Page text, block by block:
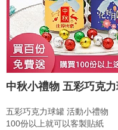
中秋小禮物 五彩巧克
五彩巧克力球罐 活動小禮物
100份以上就可以客製貼紙